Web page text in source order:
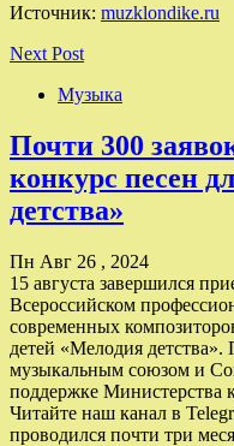
Источник: muzklondike.ru
Next Post
Музыка
Почти 300
конкурс песен
детства»
Пн Авг 26 , 2024
15 августа завершился
Всероссийском
современных
детей «Мелодия детства».
музыкальным союзом и
поддержке Министерства
Читайте наш канал в
проводился почти три